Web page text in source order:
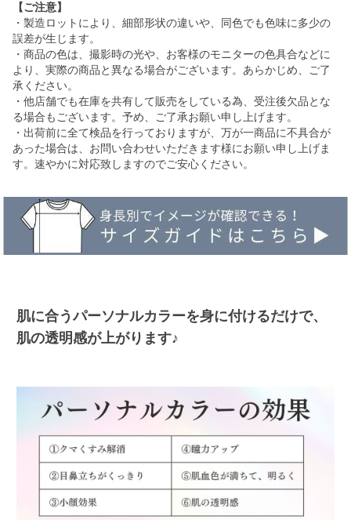
【ご注意】
・製造ロットにより、細部形状の違いや、同色でも色味に多少の
誤差が生じます。
・商品の色は、撮影時の光や、お客様のモニターの色具合などに
より、実際の商品と異なる場合がございます。あらかじめ、ご了
承ください。
・他店舗でも在庫を共有して販売をしている為、受注後欠品とな
る場合もございます。予め、ご了承お願い申し上げます。
・出荷前に全て検品を行っておりますが、万が一商品に不具合が
あった場合は、お問い合わせいただきます様にお願い申し上げま
す。速やかに対応致しますのでご安心ください。
肌に合うパーソナルカラーを身に付けるだけで、
肌の透明感が上がります♪